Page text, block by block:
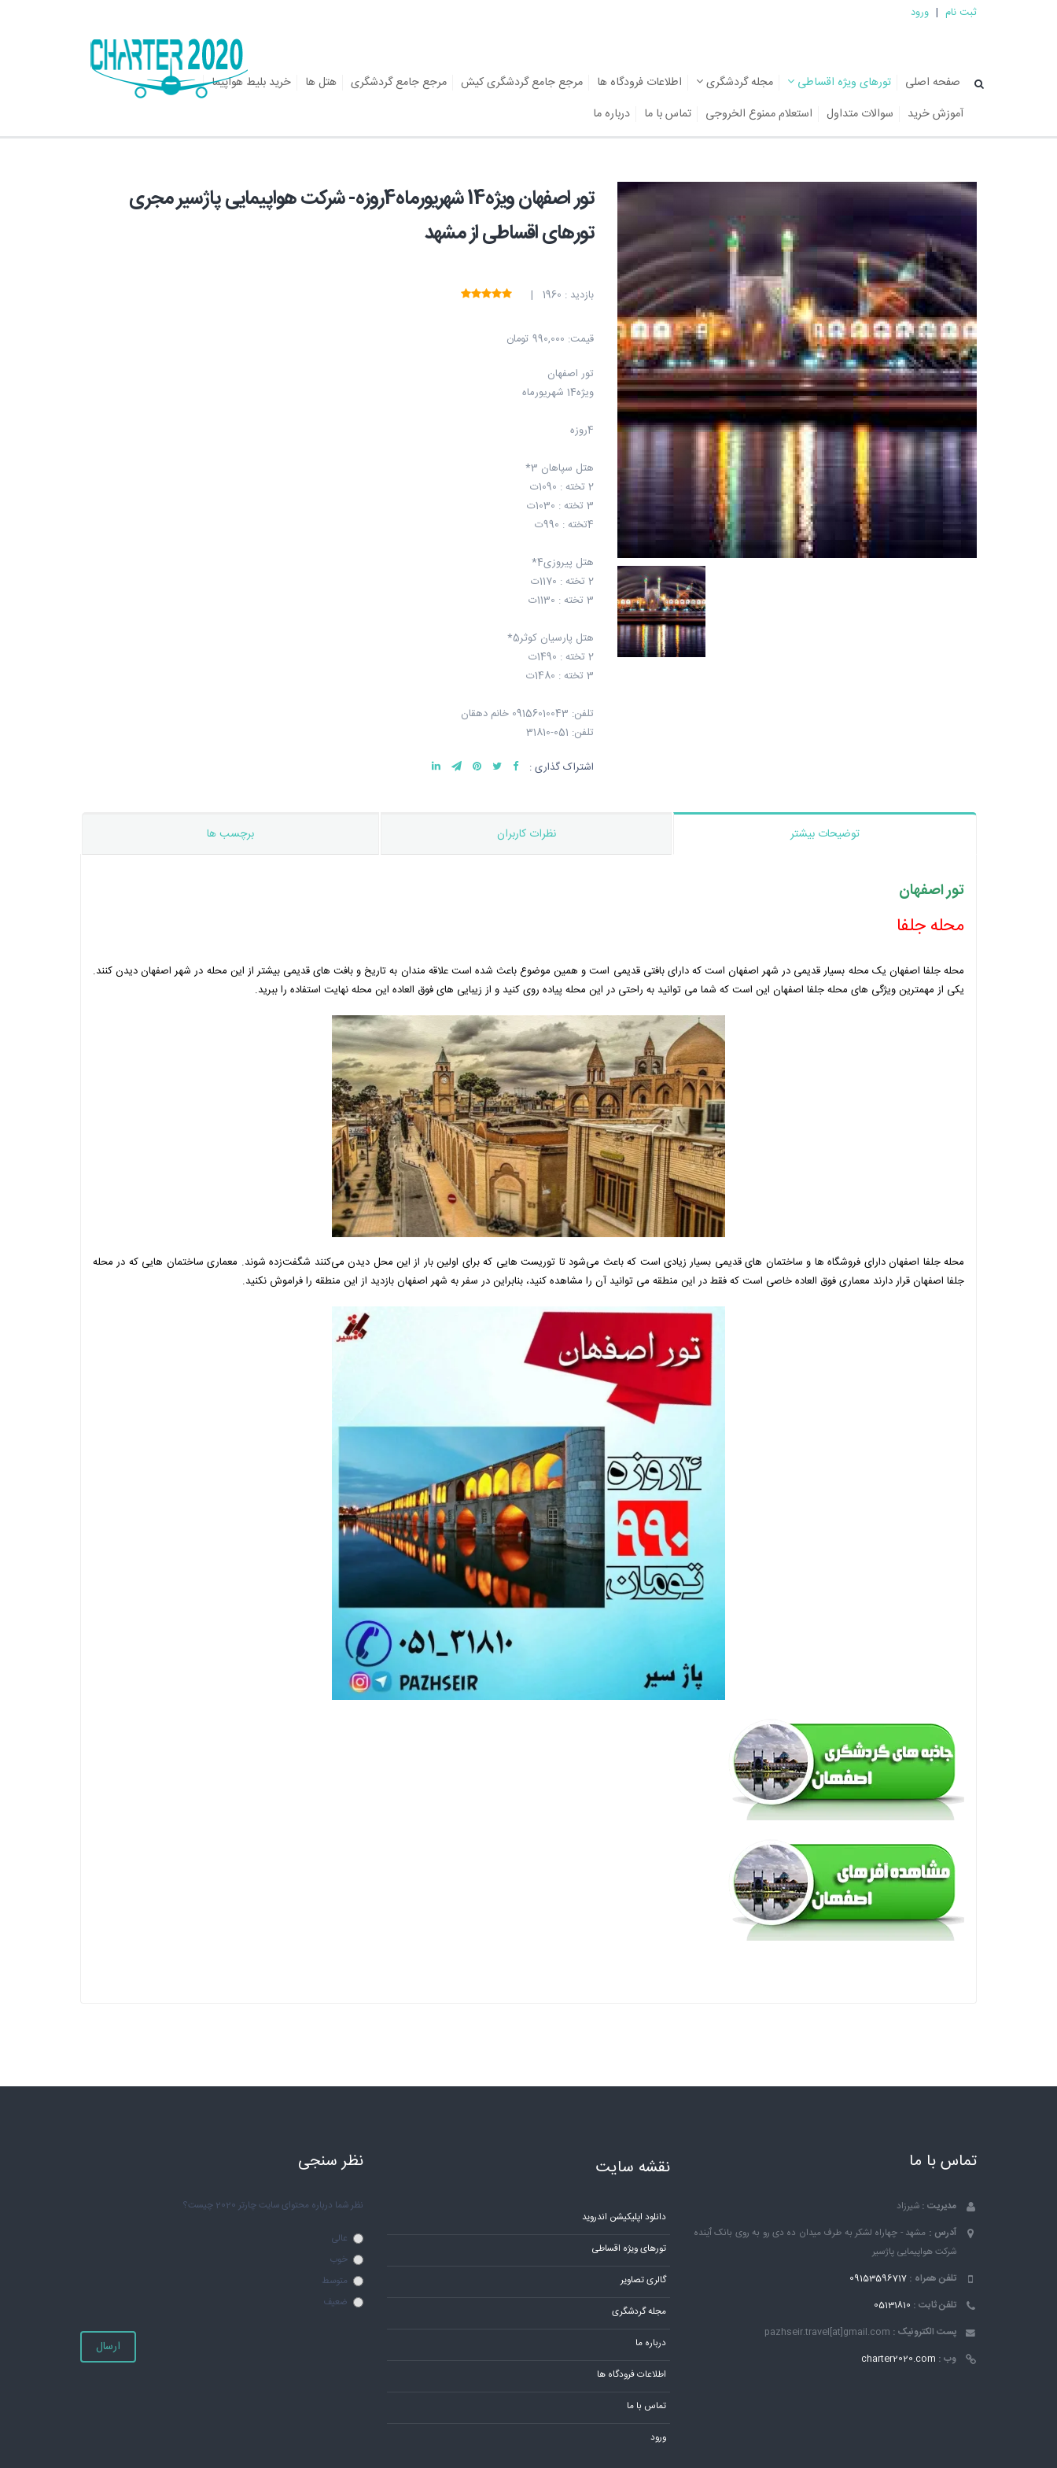
ثبت نام | ورود
صفحه اصلی تورهای ویژه اقساطی مجله گردشگری اطلاعات فرودگاه ها مرجع جامع گردشگری کیش مرجع جامع گردشگری هتل ها
خرید بلیط هواپیما
آموزش خرید
سوالات متداول استعلام ممنوع الخروجی تماس با ما درباره ما
تور اصفهان ویژه14 شهریورماه4روزه- شرکت هواپیمایی پاژسیر مجری
تورهای اقساطی از مشهد
بازدید : 1960 |
قیمت: 990,000 تومان
تور اصفهان
ویژه14 شهریورماه
4روزه
هتل سپاهان 3*
2 تخته : 1090ت
3 تخته : 1030ت
4تخته : 990ت
هتل پیروزی4*
2 تخته : 1170ت
3 تخته : 1130ت
هتل پارسیان کوثر5*
2 تخته : 1490ت
3 تخته : 1480ت
تلفن: 09156010043 خانم دهقان
تلفن: 051-31810
اشتراک گذاری :
توضیحات بیشتر نظرات کاربران برچسب ها
تور اصفهان
محله جلفا
محله جلفا اصفهان یک محله بسیار قدیمی در شهر اصفهان است که دارای بافتی قدیمی است و همین موضوع باعث شده است علاقه مندان به تاریخ و بافت های قدیمی بیشتر از این محله در شهر اصفهان دیدن کنند.
یکی از مهمترین ویژگی‌ های محله جلفا اصفهان این است که شما می توانید به راحتی در این محله پیاده روی کنید و از زیبایی های فوق العاده این محله نهایت استفاده را ببرید.
محله جلفا اصفهان دارای فروشگاه ها و ساختمان های قدیمی بسیار زیادی است که باعث می‌شود تا توریست هایی که برای اولین بار از این محل دیدن می‌کنند شگفت‌زده شوند. معماری ساختمان هایی که در محله
جلفا اصفهان قرار دارند معماری فوق العاده خاصی است که فقط در این منطقه می توانید آن را مشاهده کنید، بنابراین در سفر به شهر اصفهان بازدید از این منطقه را فراموش نکنید.
تماس با ما
مدیریت : شیرزاد
آدرس : مشهد - چهاراه لشکر به طرف میدان ده دی رو به روی بانک ٱینده
شرکت هواپیمایی پاژسیر
تلفن همراه : 09153596717
تلفن ثابت : 05131810
پست الکترونیک : pazhseir.travel[at]gmail.com
وب : charter2020.com
نقشه سایت
دانلود اپلیکیشن اندروید
تورهای ویژه اقساطی
گالری تصاویر
مجله گردشگری
درباره ما
اطلاعات فرودگاه ها
تماس با ما
ورود
نظر سنجی
نظر شما درباره محتوای سایت چارتر 2020 چیست؟
عالی
خوب
متوسط
ضعیف
ارسال